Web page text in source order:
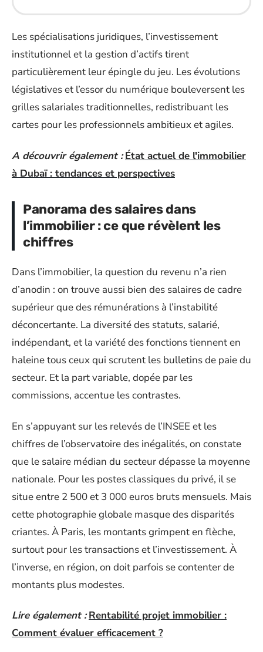
Les spécialisations juridiques, l’investissement
institutionnel et la gestion d’actifs tirent
particulièrement leur épingle du jeu. Les évolutions
législatives et l’essor du numérique bouleversent les
grilles salariales traditionnelles, redistribuant les
cartes pour les professionnels ambitieux et agiles.
A découvrir également : État actuel de l'immobilier
à Dubaï : tendances et perspectives
Panorama des salaires dans
l’immobilier : ce que révèlent les
chiffres
Dans l’immobilier, la question du revenu n’a rien
d’anodin : on trouve aussi bien des salaires de cadre
supérieur que des rémunérations à l’instabilité
déconcertante. La diversité des statuts, salarié,
indépendant, et la variété des fonctions tiennent en
haleine tous ceux qui scrutent les bulletins de paie du
secteur. Et la part variable, dopée par les
commissions, accentue les contrastes.
En s’appuyant sur les relevés de l’INSEE et les
chiffres de l’observatoire des inégalités, on constate
que le salaire médian du secteur dépasse la moyenne
nationale. Pour les postes classiques du privé, il se
situe entre 2 500 et 3 000 euros bruts mensuels. Mais
cette photographie globale masque des disparités
criantes. À Paris, les montants grimpent en flèche,
surtout pour les transactions et l’investissement. À
l’inverse, en région, on doit parfois se contenter de
montants plus modestes.
Lire également : Rentabilité projet immobilier :
Comment évaluer efficacement ?